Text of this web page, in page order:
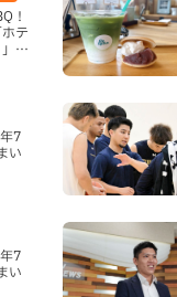
！
テ
7
い
7
い